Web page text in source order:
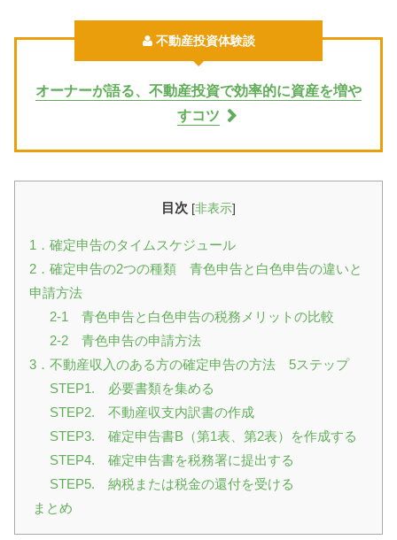
不動産投資体験談
オーナーが語る、不動産投資で効率的に資産を増や
すコツ
目次 [非表示]
1．確定申告のタイムスケジュール
2．確定申告の2つの種類 青色申告と白色申告の違いと
申請方法
2-1 青色申告と白色申告の税務メリットの比較
2-2 青色申告の申請方法
3．不動産収入のある方の確定申告の方法 5ステップ
STEP1. 必要書類を集める
STEP2. 不動産収支内訳書の作成
STEP3. 確定申告書B（第1表、第2表）を作成する
STEP4. 確定申告書を税務署に提出する
STEP5. 納税または税金の還付を受ける
まとめ